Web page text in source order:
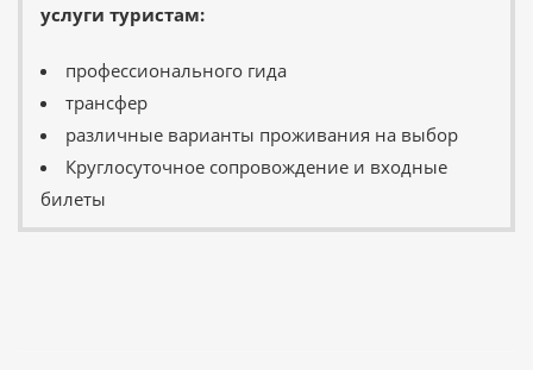
услуги туристам:
профессионального гида
трансфер
различные варианты проживания на выбор
Круглосуточное сопровождение и входные
билеты